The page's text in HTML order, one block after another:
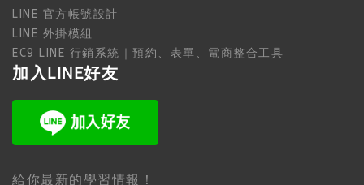
LINE 官方帳號設計
LINE 外掛模組
EC9 LINE 行銷系統｜預約、表單、電商整合工具
加入LINE好友
給你最新的學習情報！